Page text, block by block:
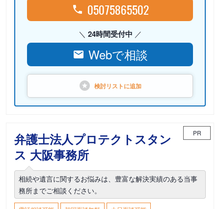
05075865502
24時間受付中
Webで相談
検討リストに追加
弁護士法人プロテクトスタン
ス 大阪事務所
PR
相続や遺言に関するお悩みは、豊富な解決実績のある当事
務所までご相談ください。